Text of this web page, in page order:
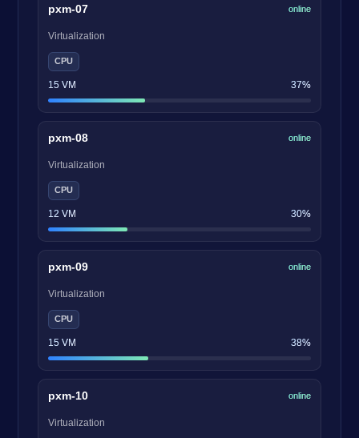
pxm-07 online
Virtualization
CPU
15 VM 37%
pxm-08 online
Virtualization
CPU
12 VM 30%
pxm-09 online
Virtualization
CPU
15 VM 38%
pxm-10 online
Virtualization